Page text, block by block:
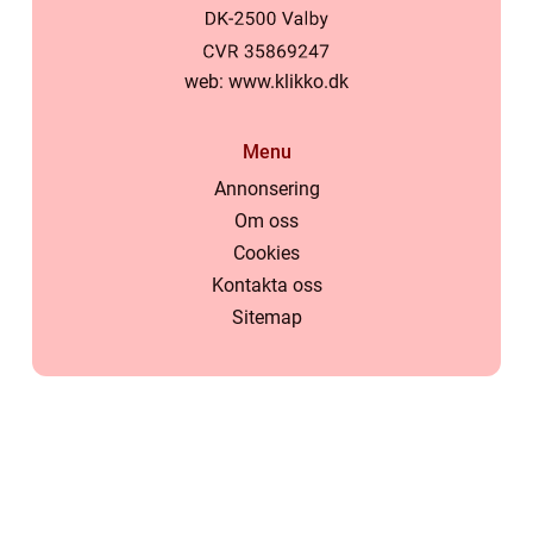
web: www.klikko.dk
Menu
Annonsering
Om oss
Cookies
Kontakta oss
Sitemap